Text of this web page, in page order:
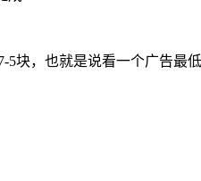
5块，也就是说看一个广告最